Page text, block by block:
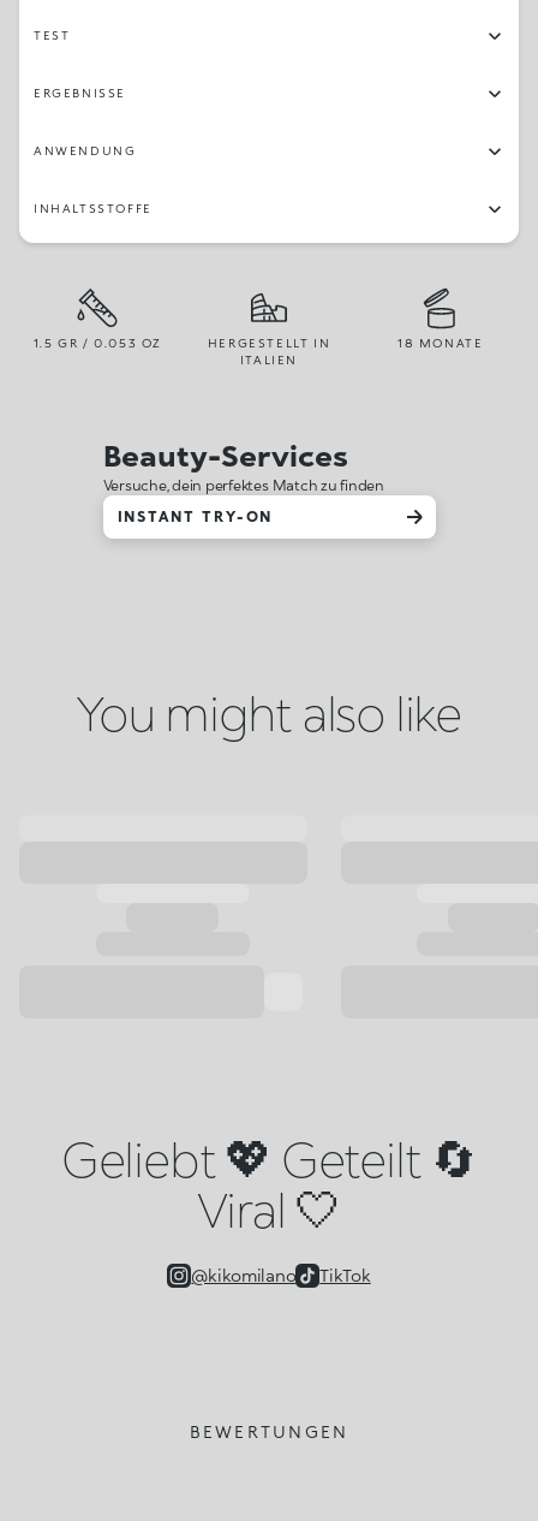
TEST
ERGEBNISSE
ANWENDUNG
INHALTSSTOFFE
1.5 GR / 0.053 OZ
HERGESTELLT IN
ITALIEN
18 MONATE
Beauty-Services
Versuche, dein perfektes Match zu finden
INSTANT TRY-ON
You might also like
Geliebt 💖 Geteilt 🔄
Viral 🤍
@kikomilano TikTok
BEWERTUNGEN